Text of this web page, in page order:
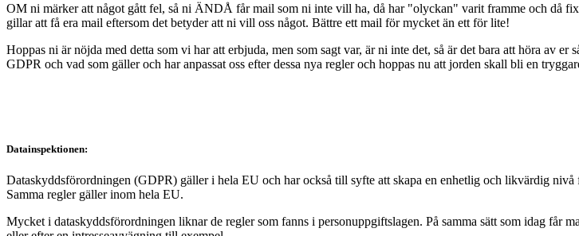
OM ni märker att något gått fel, så ni ÄNDÅ får mail som ni inte vill ha, då har "olyckan" varit framme och då
gillar att få era mail eftersom det betyder att ni vill oss något. Bättre ett mail för mycket än ett för lite!
Hoppas ni är nöjda med detta som vi har att erbjuda, men som sagt var, är ni inte det, så är det bara att höra av
GDPR och vad som gäller och har anpassat oss efter dessa nya regler och hoppas nu att jorden skall bli en
Datainspektionen:
Dataskyddsförordningen (GDPR) gäller i hela EU och har också till syfte att skapa en enhetlig och likvärdig
Samma regler gäller inom hela EU.
Mycket i dataskyddsförordningen liknar de regler som fanns i personuppgiftslagen. På samma sätt som idag får